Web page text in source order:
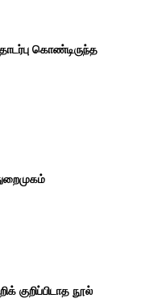
கொண்டிருந்த
நூல்